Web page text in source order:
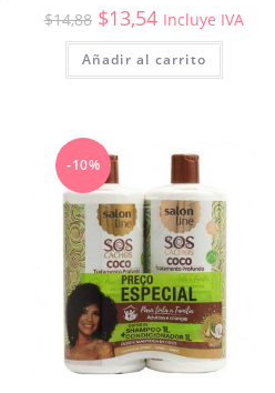
$14,88 $13,54 Incluye IVA
Añadir al carrito
-10%